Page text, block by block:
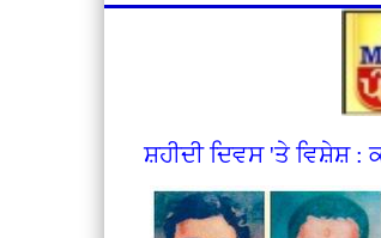
ਸ਼ਹੀਦੀ ਦਿਵਸ 'ਤੇ ਵਿਸ਼ੇਸ਼ :